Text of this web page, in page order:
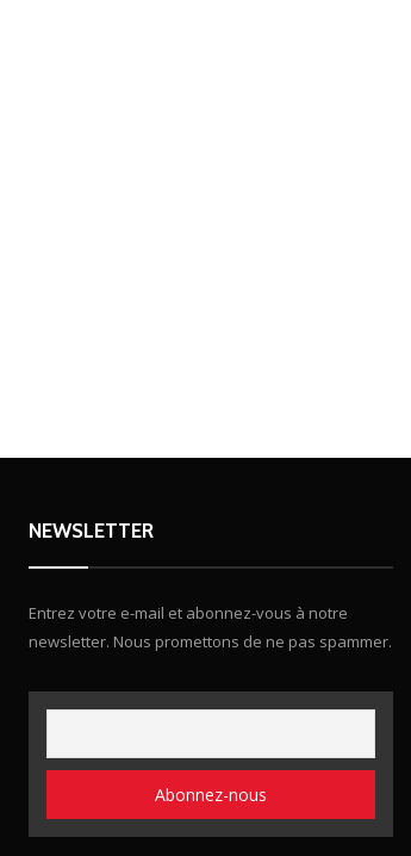
NEWSLETTER
Entrez votre e-mail et abonnez-vous à notre
newsletter. Nous promettons de ne pas spammer.